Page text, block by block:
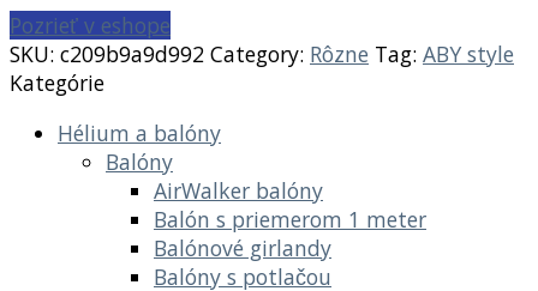
Pozrieť v eshope
SKU: c209b9a9d992 Category: Rôzne Tag: ABY style
Kategórie
Hélium a balóny
Balóny
AirWalker balóny
Balón s priemerom 1 meter
Balónové girlandy
Balóny s potlačou